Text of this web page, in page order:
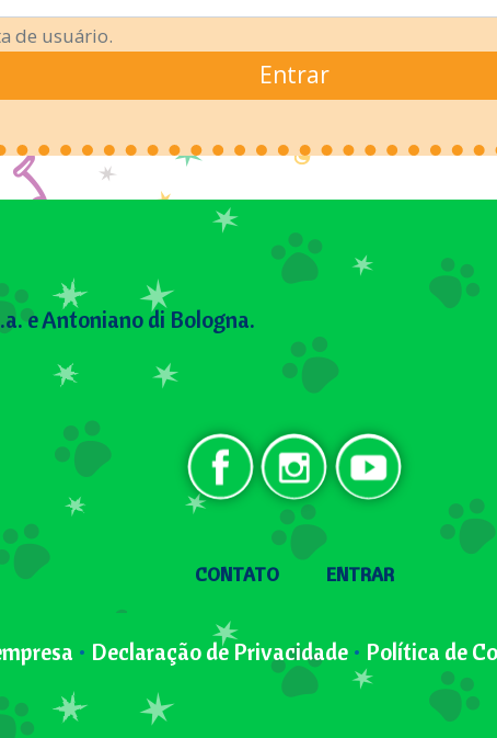
de usuário.
e Antoniano di Bologna.
Social BR
User menu
CONTATO ENTRAR
• Declaração de Privacidade• Política de